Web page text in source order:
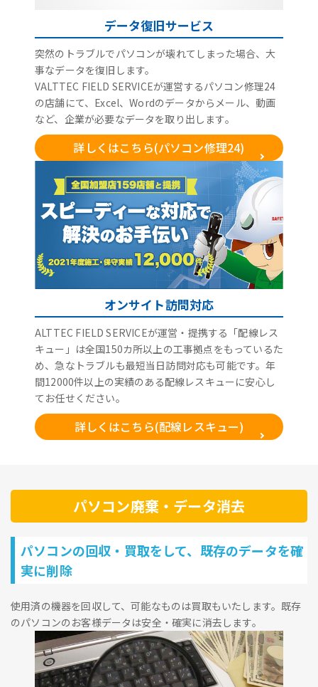
データ復旧サービス
突然のトラブルでパソコンが壊れてしまった場合、大
事なデータを復旧します。
VALTTEC FIELD SERVICEが運営するパソコン修理24
の店舗にて、Excel、Wordのデータからメール、動画
など、企業が必要なデータを取り出します。
詳しくはこちら(パソコン修理24)
オンサイト訪問対応
ALTTEC FIELD SERVICEが運営・提携する「配線レス
キュー」は全国150カ所以上の工事拠点をもっているた
め、急なトラブルも最短当日訪問対応も可能です。年
間12000件以上の実績のある配線レスキューに安心し
てお任せください。
詳しくはこちら(配線レスキュー)
パソコン廃棄・データ消去
パソコンの回収・買取をして、既存のデータを確
実に削除
使用済の機器を回収して、可能なものは買取もいたします。既存
のパソコンのお客様データは安全・確実に消去します。